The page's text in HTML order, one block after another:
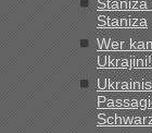
keine Probleme
Recht,
gebrauchter
„Hallo Leute, ich
Staniza
Wer